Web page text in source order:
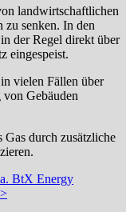
landwirtschaftlichen
senken. In den
der Regel direkt über
eingespeist.
vielen Fällen über
Gebäuden
Gas durch zusätzliche
BtX Energy